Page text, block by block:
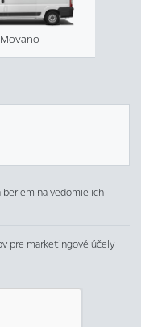
Movano
na vedomie ich
pre marketingové účely